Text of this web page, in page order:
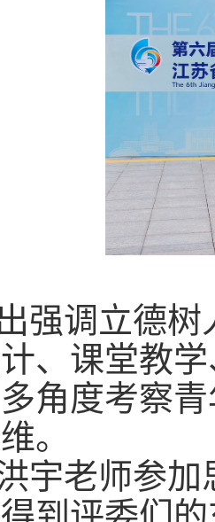
强调立德树
、课堂教
角度考察
。
宇老师参